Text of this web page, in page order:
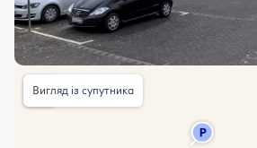
Вигляд із супутника